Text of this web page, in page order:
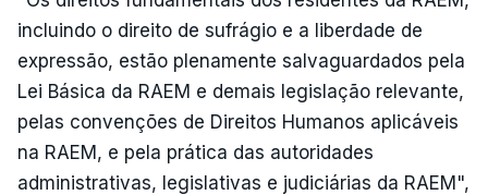
incluindo o direito de sufrágio e a liberdade de
expressão, estão plenamente salvaguardados pela
Lei Básica da RAEM e demais legislação relevante,
pelas convenções de Direitos Humanos aplicáveis
na RAEM, e pela prática das autoridades
administrativas, legislativas e judiciárias da RAEM",